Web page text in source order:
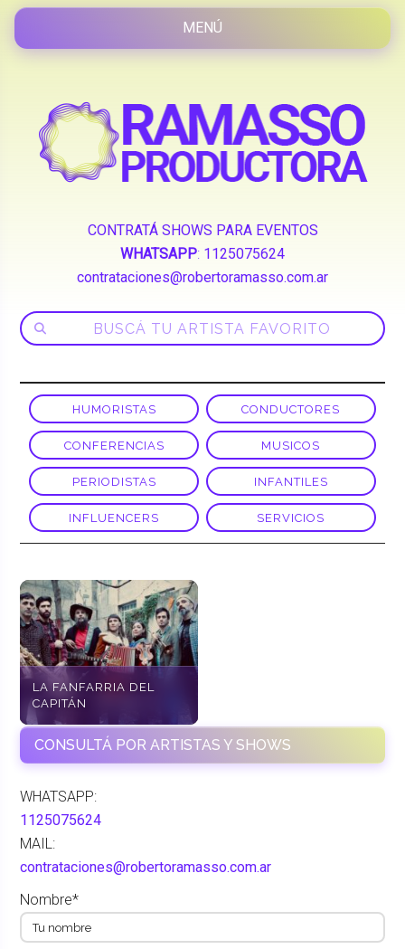
CONTRATÁ SHOWS PARA EVENTOS
WHATSAPP: 1125075624
contrataciones@robertoramasso.com.ar
HUMORISTAS CONDUCTORES
CONFERENCIAS MUSICOS
PERIODISTAS INFANTILES
INFLUENCERS SERVICIOS
LA FANFARRIA DEL
CAPITÁN
CONSULTÁ POR ARTISTAS Y SHOWS
WHATSAPP:
1125075624
MAIL:
contrataciones@robertoramasso.com.ar
Nombre*